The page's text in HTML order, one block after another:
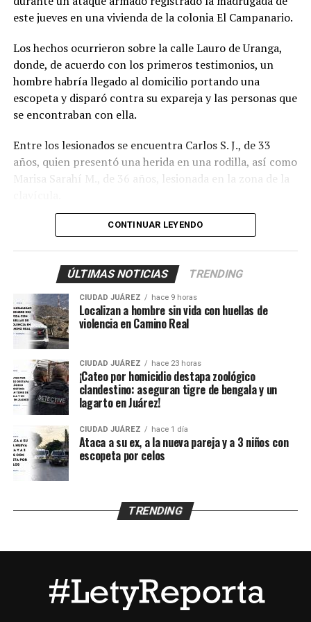
participación de más personas.
este jueves en una vivienda de la colonia El Campanario.
Los hechos ocurrieron sobre la calle Lauro de Uranga,
donde, de acuerdo con los primeros testimonios, un
hombre habría llegado al domicilio portando una
escopeta y disparó contra su expareja y las personas que
se encontraban con ella.
Entre los lesionados se encuentra Carlos S. J., de 33
años, quien presentó una herida en una rodilla, así como
Marisa Sarahí M., de 36 años, lesionada en la zona de la
También fueron atendidos Damián, de 14 años; Ana, de
El probable responsable fue identificado como Abraham
B., de 38 años, expareja de la mujer y presunto padre de
los menores, de acuerdo con información
proporcionada por un mando policiaco.
Agentes ministeriales acudieron al lugar para procesar
la escena, recabar evidencias e iniciar la búsqueda del
presunto agresor, quien hasta el momento no ha sido
detenido.
CONTINUAR LEYENDO
ÚLTIMAS NOTICIAS TRENDING
CIUDAD JUÁREZ hace 9 horas
Localizan a hombre sin vida con huellas de
violencia en Camino Real
CIUDAD JUÁREZ hace 23 horas
¡Cateo por homicidio destapa zoológico
clandestino: aseguran tigre de bengala y un
lagarto en Juárez!
CIUDAD JUÁREZ hace 1 día
Ataca a su ex, a la nueva pareja y a 3 niños con
escopeta por celos
TRENDING